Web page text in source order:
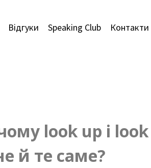
Відгуки Speaking Club Контакти
look up і look
й те саме?